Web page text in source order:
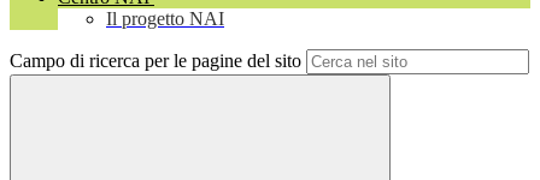
Il progetto NAI
Campo di ricerca per le pagine del sito